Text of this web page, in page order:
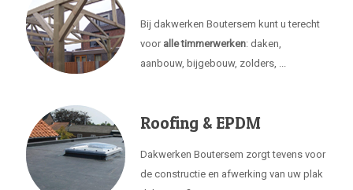
Bij dakwerken Boutersem kunt u terecht
voor alle timmerwerken: daken,
aanbouw, bijgebouw, zolders, ...
Roofing & EPDM
Dakwerken Boutersem zorgt tevens voor
de constructie en afwerking van uw plak